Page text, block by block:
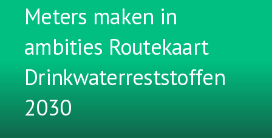
Meters maken in
ambities Routekaart
Drinkwaterreststoffen
2030